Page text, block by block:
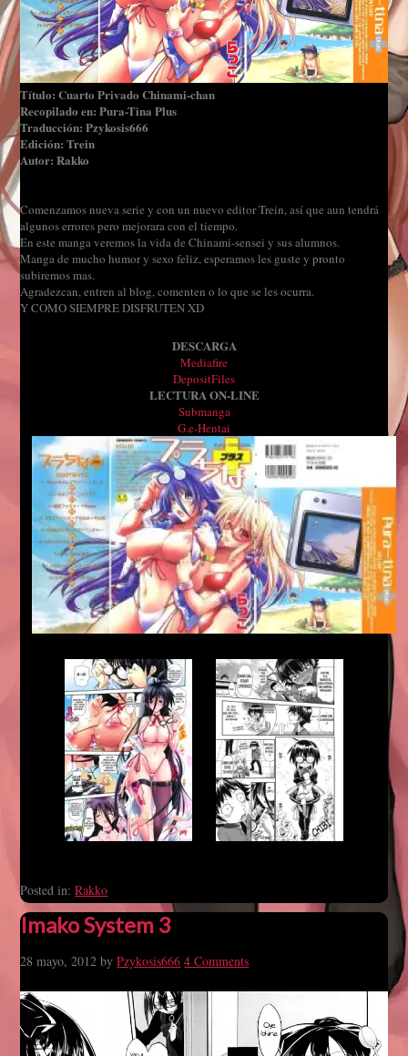
Título: Cuarto Privado Chinami-chan
Recopilado en: Pura-Tina Plus
Traducción: Pzykosis666
Edición: Trein
Autor: Rakko
Comenzamos nueva serie y con un nuevo editor Trein, así que aun tendrá
algunos errores pero mejorara con el tiempo.
En este manga veremos la vida de Chinami-sensei y sus alumnos.
Manga de mucho humor y sexo feliz, esperamos les guste y pronto
subiremos mas.
Agradezcan, entren al blog, comenten o lo que se les ocurra.
Y COMO SIEMPRE DISFRUTEN XD
DESCARGA
Mediafire
DepositFiles
LECTURA ON-LINE
Submanga
G.e-Hentai
Posted in:Rakko
Imako System 3
28 mayo, 2012 byPzykosis666 4 Comments